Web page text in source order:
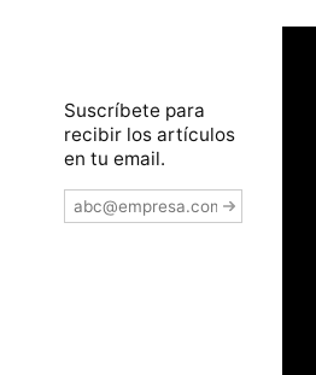
Suscríbete para
recibir los artículos
en tu email.